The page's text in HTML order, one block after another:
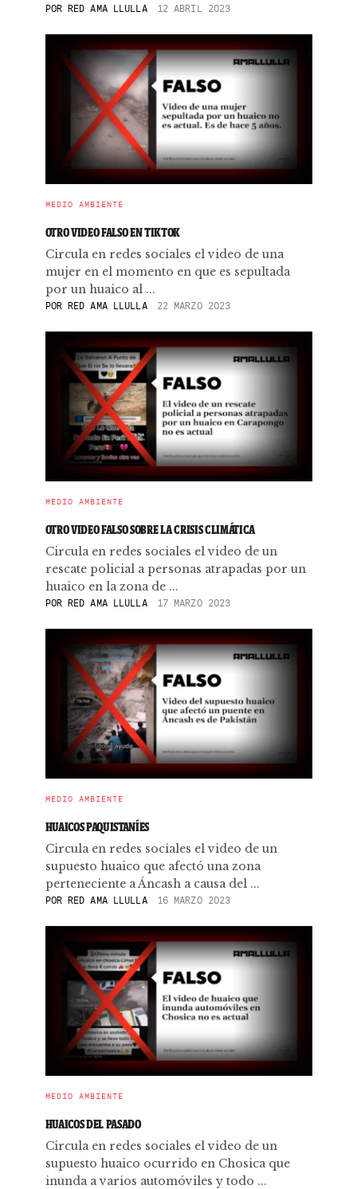
PORRED AMA LLULLA 12 ABRIL 2023
MEDIO AMBIENTE
OTRO VIDEO FALSO EN TIKTOK
Circula en redes sociales el video de una
mujer en el momento en que es sepultada
por un huaico al ...
PORRED AMA LLULLA 22 MARZO 2023
MEDIO AMBIENTE
OTRO VIDEO FALSO SOBRE LA CRISIS CLIMÁTICA
Circula en redes sociales el video de un
rescate policial a personas atrapadas por un
huaico en la zona de ...
PORRED AMA LLULLA 17 MARZO 2023
MEDIO AMBIENTE
HUAICOS PAQUISTANÍES
Circula en redes sociales el video de un
supuesto huaico que afectó una zona
perteneciente a Áncash a causa del ...
PORRED AMA LLULLA 16 MARZO 2023
MEDIO AMBIENTE
HUAICOS DEL PASADO
Circula en redes sociales el video de un
supuesto huaico ocurrido en Chosica que
inunda a varios automóviles y todo ...